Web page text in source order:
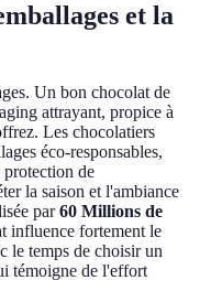
et la
Un bon chocolat de
attrayant, propice à
Les chocolatiers
éco-responsables,
protection de
la saison et l'ambiance
par60 Millions de
influence fortement le
le temps de choisir un
témoigne de l'effort